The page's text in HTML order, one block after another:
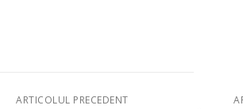
ARTICOLUL PRECEDENT